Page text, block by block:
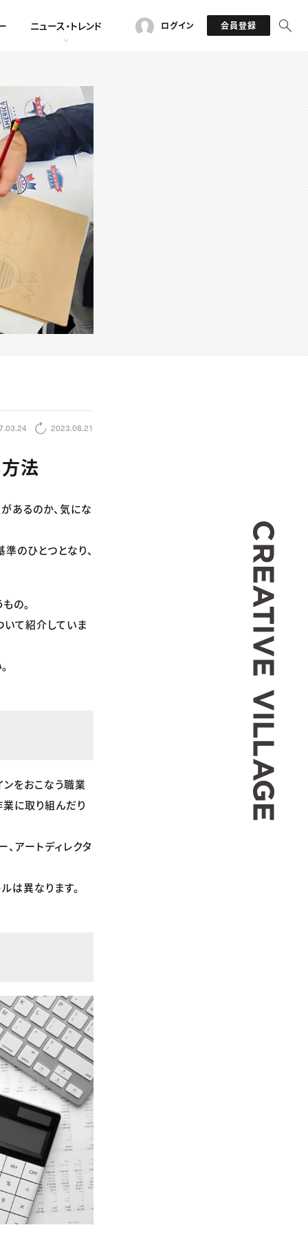
ニュース・トレンド ログイン 会員登録
2023.08.21
法
あるのか、気にな
のひとつとなり、
の。
いて紹介していま
をおこなう職業
に取り組んだり
アートディレクタ
は異なります。